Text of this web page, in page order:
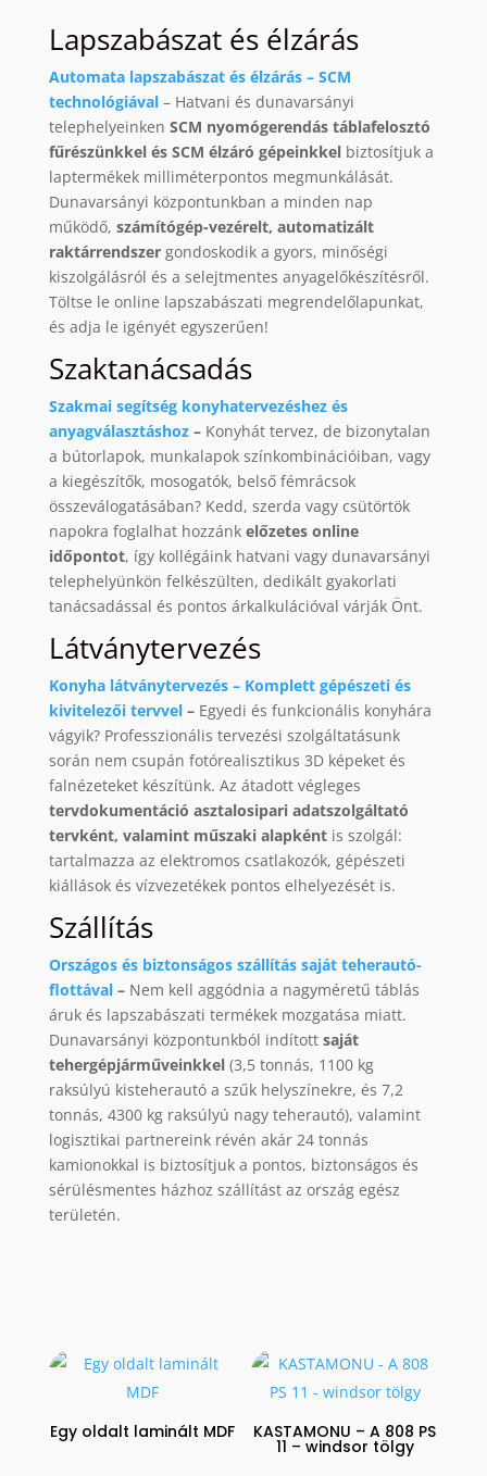
Lapszabászat és élzárás
Automata lapszabászat és élzárás – SCM
technológiával– Hatvani és dunavarsányi
telephelyeinken SCM nyomógerendás táblafelosztó
fűrészünkkel és SCM élzáró gépeinkkel biztosítjuk a
laptermékek milliméterpontos megmunkálását.
Dunavarsányi központunkban a minden nap
működő, számítógép-vezérelt, automatizált
raktárrendszer gondoskodik a gyors, minőségi
kiszolgálásról és a selejtmentes anyagelőkészítésről.
Töltse le online lapszabászati megrendelőlapunkat,
és adja le igényét egyszerűen!
Szaktanácsadás
Szakmai segítség konyhatervezéshez és
anyagválasztáshoz– Konyhát tervez, de bizonytalan
a bútorlapok, munkalapok színkombinációiban, vagy
a kiegészítők, mosogatók, belső fémrácsok
összeválogatásában? Kedd, szerda vagy csütörtök
napokra foglalhat hozzánk előzetes online
időpontot, így kollégáink hatvani vagy dunavarsányi
telephelyünkön felkészülten, dedikált gyakorlati
tanácsadással és pontos árkalkulációval várják Önt.
Látványtervezés
Konyha látványtervezés – Komplett gépészeti és
kivitelezői tervvel– Egyedi és funkcionális konyhára
vágyik? Professzionális tervezési szolgáltatásunk
során nem csupán fotórealisztikus 3D képeket és
falnézeteket készítünk. Az átadott végleges
tervdokumentáció asztalosipari adatszolgáltató
tervként, valamint műszaki alapként is szolgál:
tartalmazza az elektromos csatlakozók, gépészeti
kiállások és vízvezetékek pontos elhelyezését is.
Szállítás
Országos és biztonságos szállítás saját teherautó-
flottával– Nem kell aggódnia a nagyméretű táblás
áruk és lapszabászati termékek mozgatása miatt.
Dunavarsányi központunkból indított saját
tehergépjárműveinkkel (3,5 tonnás, 1100 kg
raksúlyú kisteherautó a szűk helyszínekre, és 7,2
tonnás, 4300 kg raksúlyú nagy teherautó), valamint
logisztikai partnereink révén akár 24 tonnás
kamionokkal is biztosítjuk a pontos, biztonságos és
sérülésmentes házhoz szállítást az ország egész
területén.
Egy oldalt laminált MDF KASTAMONU – A 808 PS
11 – windsor tölgy